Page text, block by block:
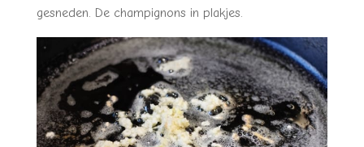
gesneden. De champignons in plakjes.